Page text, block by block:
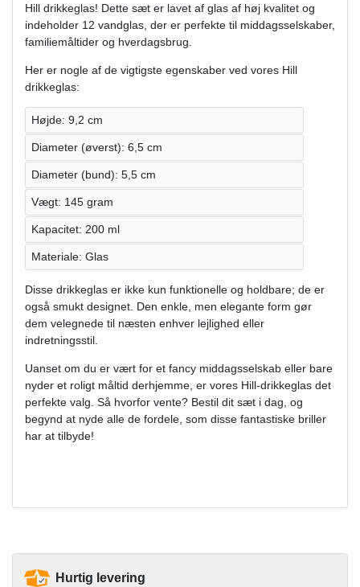
Hill drikkeglas! Dette sæt er lavet af glas af høj kvalitet og
indeholder 12 vandglas, der er perfekte til middagsselskaber,
familiemåltider og hverdagsbrug.
Her er nogle af de vigtigste egenskaber ved vores Hill
drikkeglas:
Højde: 9,2 cm
Diameter (øverst): 6,5 cm
Diameter (bund): 5,5 cm
Vægt: 145 gram
Kapacitet: 200 ml
Materiale: Glas
Disse drikkeglas er ikke kun funktionelle og holdbare; de er
også smukt designet. Den enkle, men elegante form gør
dem velegnede til næsten enhver lejlighed eller
indretningsstil.
Uanset om du er vært for et fancy middagsselskab eller bare
nyder et roligt måltid derhjemme, er vores Hill-drikkeglas det
perfekte valg. Så hvorfor vente? Bestil dit sæt i dag, og
begynd at nyde alle de fordele, som disse fantastiske briller
har at tilbyde!
Hurtig levering